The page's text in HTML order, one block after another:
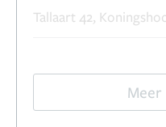
Tallaart 42,